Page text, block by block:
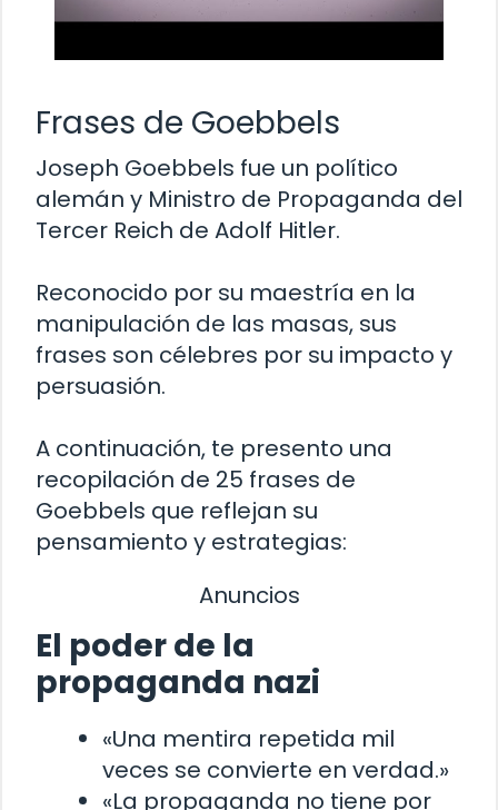
Frases de Goebbels
Joseph Goebbels fue un político
alemán y Ministro de Propaganda del
Tercer Reich de Adolf Hitler.
Reconocido por su maestría en la
manipulación de las masas, sus
frases son célebres por su impacto y
persuasión.
A continuación, te presento una
recopilación de 25 frases de
Goebbels que reflejan su
pensamiento y estrategias:
Anuncios
El poder de la
propaganda nazi
«Una mentira repetida mil
veces se convierte en verdad.»
«La propaganda no tiene por